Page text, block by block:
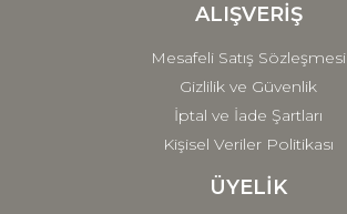
ALIŞVERİŞ
Mesafeli Satış Sözleşmesi
Gizlilik ve Güvenlik
İptal ve İade Şartları
Kişisel Veriler Politikası
ÜYELİK